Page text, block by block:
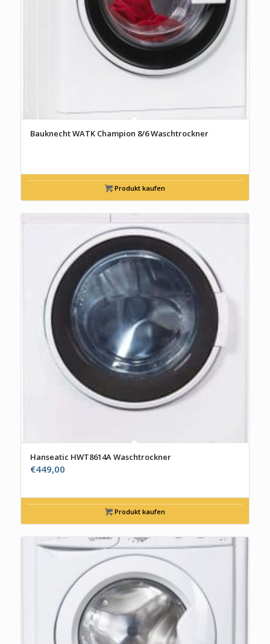
Bauknecht WATK Champion 8/6 Waschtrockner
Produkt kaufen
Hanseatic HWT8614A Waschtrockner
€449,00
Produkt kaufen